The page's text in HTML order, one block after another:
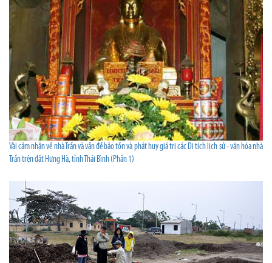
Vài cảm nhận về nhà Trần và vấn đề bảo tồn và phát huy giá trị các Di tích lịch sử - văn hóa nhà
Trần trên đất Hưng Hà, tỉnh Thái Bình (Phần 1)